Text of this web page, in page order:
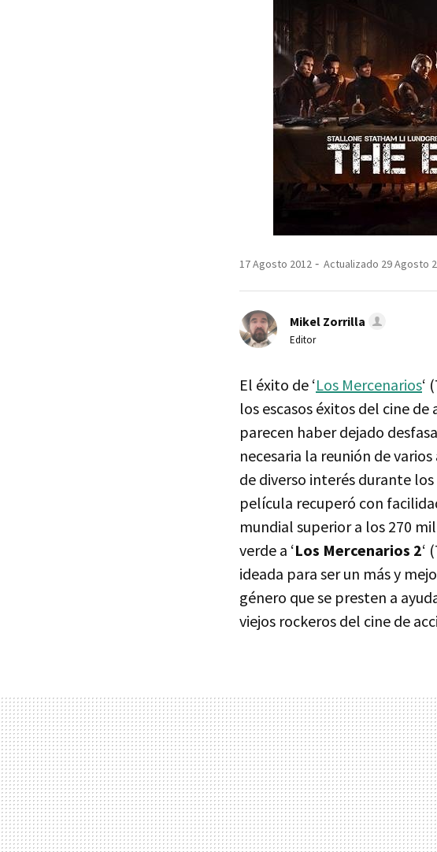
17 Agosto 2012 Actualizado 29 Agosto
Mikel Zorrilla
Editor
El éxito de ‘Los Mercenarios‘
los escasos éxitos del cine
parecen haber dejado
necesaria la reunión de
de diverso interés durante
película recuperó con
mundial superior a los 270
verde a ‘Los Mercenarios 2‘
ideada para ser un más y
género que se presten a
viejos rockeros del cine de